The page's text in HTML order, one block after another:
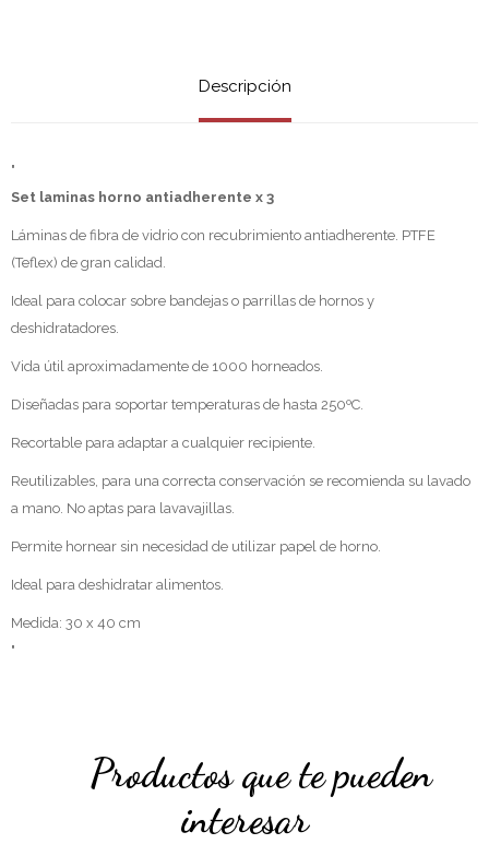
Descripción
"
Set laminas horno antiadherente x 3
Láminas de fibra de vidrio con recubrimiento antiadherente. PTFE
(Teflex) de gran calidad.
Ideal para colocar sobre bandejas o parrillas de hornos y
deshidratadores.
Vida útil aproximadamente de 1000 horneados.
Diseñadas para soportar temperaturas de hasta 250ºC.
Recortable para adaptar a cualquier recipiente.
Reutilizables, para una correcta conservación se recomienda su lavado
a mano. No aptas para lavavajillas.
Permite hornear sin necesidad de utilizar papel de horno.
Ideal para deshidratar alimentos.
Medida: 30 x 40 cm
"
Productos que te pueden
interesar